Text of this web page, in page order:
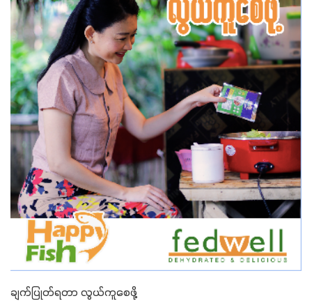
ချက်ပြုတ်ရတာ လွယ်ကူစေဖို့